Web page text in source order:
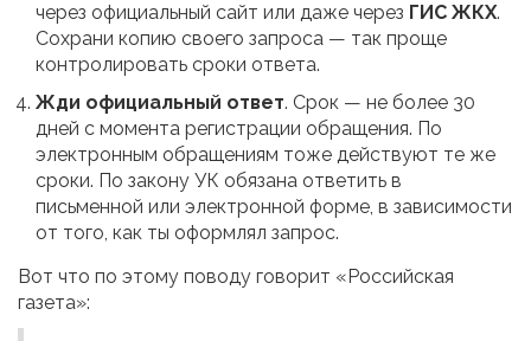
через официальный сайт или даже через ГИС ЖКХ.
Сохрани копию своего запроса — так проще
контролировать сроки ответа.
Жди официальный ответ. Срок — не более 30
дней с момента регистрации обращения. По
электронным обращениям тоже действуют те же
сроки. По закону УК обязана ответить в
письменной или электронной форме, в зависимости
от того, как ты оформлял запрос.
Вот что по этому поводу говорит «Российская
газета»: